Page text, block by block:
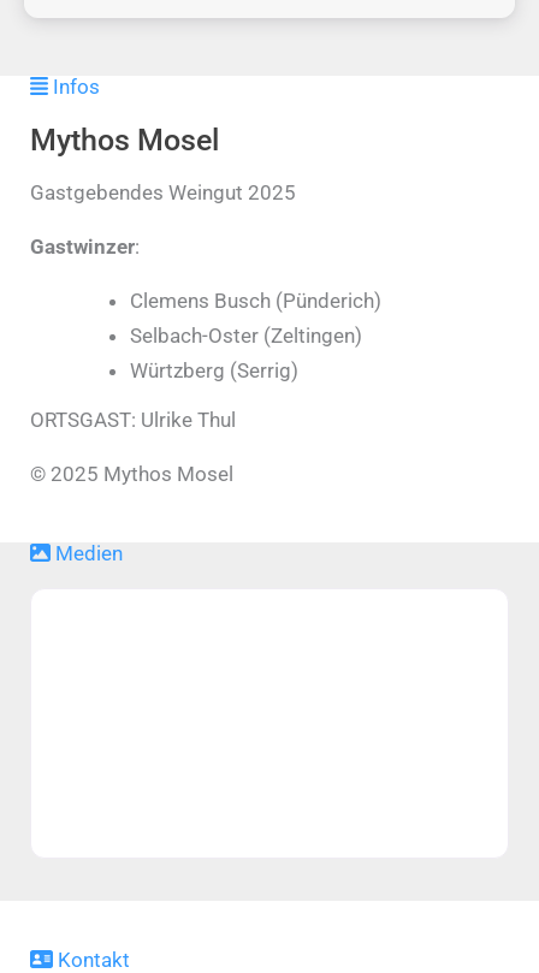
Infos
Mythos Mosel
Gastgebendes Weingut 2025
Gastwinzer:
Clemens Busch (Pünderich)
Selbach-Oster (Zeltingen)
Würtzberg (Serrig)
ORTSGAST: Ulrike Thul
© 2025 Mythos Mosel
Medien
Kontakt